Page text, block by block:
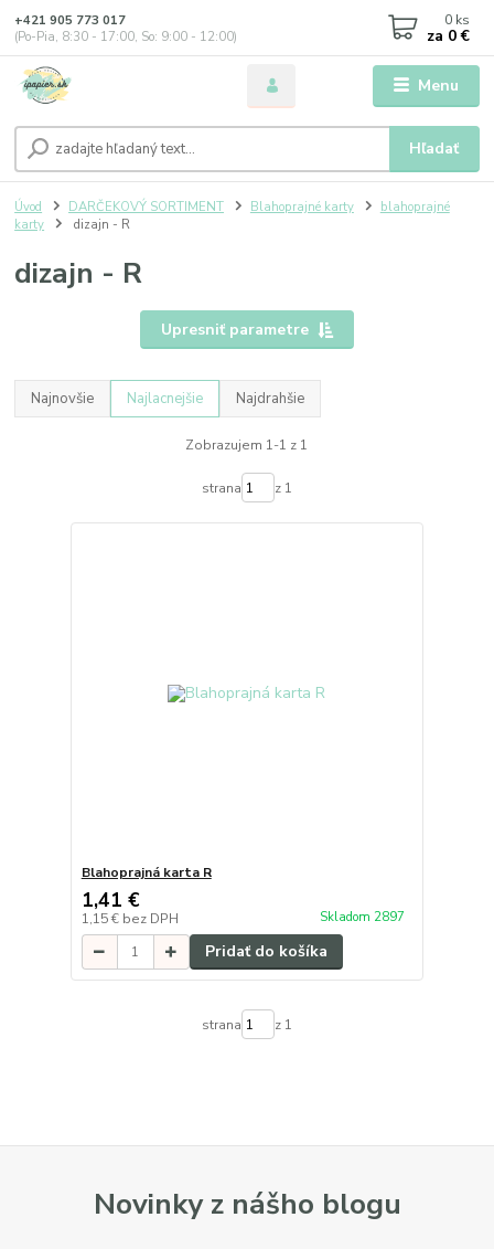
Menu
Hľadať
+421 905 773 017
(Po-Pia, 8:30 - 17:00, So: 9:00 - 12:00)
0 ks
za 0 €
Úvod DARČEKOVÝ SORTIMENT Blahoprajné karty
blahoprajné
karty
dizajn - R
dizajn - R
Upresniť parametre
Najnovšie Najlacnejšie Najdrahšie
Zobrazujem 1-1 z 1
strana z 1
Blahoprajná karta R
1,41 €
1,15 € bez DPH Skladom 2897
Pridať do košíka
strana z 1
Novinky z nášho blogu